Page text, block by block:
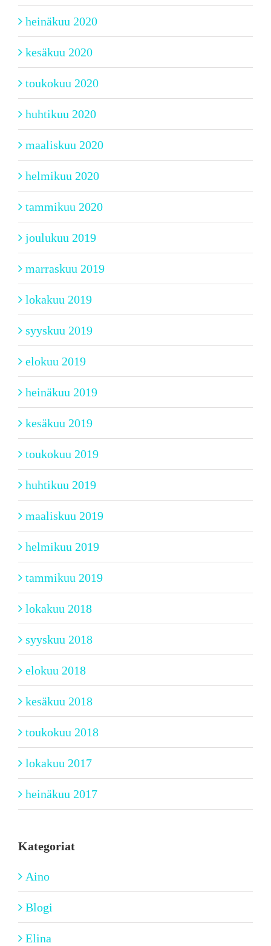
heinäkuu 2020
kesäkuu 2020
toukokuu 2020
huhtikuu 2020
maaliskuu 2020
helmikuu 2020
tammikuu 2020
joulukuu 2019
marraskuu 2019
lokakuu 2019
syyskuu 2019
elokuu 2019
heinäkuu 2019
kesäkuu 2019
toukokuu 2019
huhtikuu 2019
maaliskuu 2019
helmikuu 2019
tammikuu 2019
lokakuu 2018
syyskuu 2018
elokuu 2018
kesäkuu 2018
toukokuu 2018
lokakuu 2017
heinäkuu 2017
Kategoriat
Aino
Blogi
Elina